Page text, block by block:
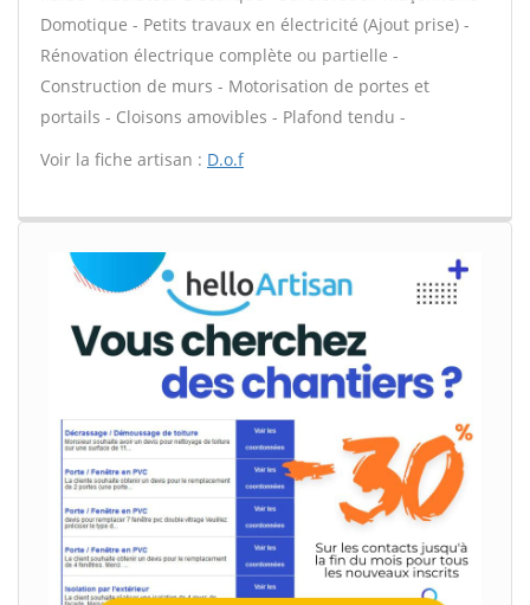
Domotique - Petits travaux en électricité (Ajout prise) -
Rénovation électrique complète ou partielle -
Construction de murs - Motorisation de portes et
portails - Cloisons amovibles - Plafond tendu -
Voir la fiche artisan : D.o.f